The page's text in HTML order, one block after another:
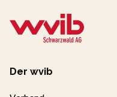
Der wvib